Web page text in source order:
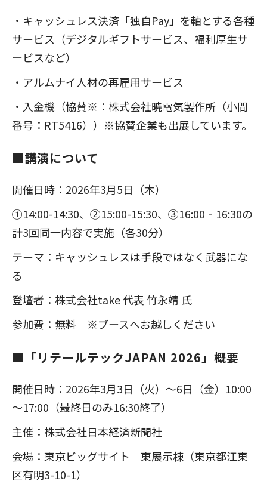
・キャッシュレス決済「独自Pay」を軸とする各種
サービス（デジタルギフトサービス、福利厚生サ
ービスなど）
・アルムナイ人材の再雇用サービス
・入金機（協賛※：株式会社暁電気製作所（小間
番号：RT5416））※協賛企業も出展しています。
■講演について
開催日時：2026年3月5日（木）
①14:00-14:30、②15:00-15:30、③16:00‐16:30の
計3回同一内容で実施（各30分）
テーマ：キャッシュレスは手段ではなく武器にな
る
登壇者：株式会社take 代表 竹永靖 氏
参加費：無料 ※ブースへお越しください
■「リテールテックJAPAN 2026」概要
開催日時：2026年3月3日（火）～6日（金）10:00
～17:00（最終日のみ16:30終了）
主催：株式会社日本経済新聞社
会場：東京ビッグサイト 東展示棟（東京都江東
区有明3-10-1）